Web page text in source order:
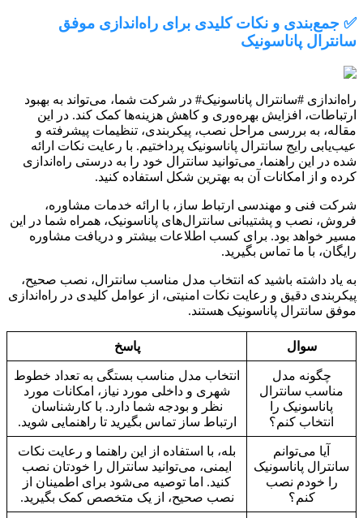
✅ جمع‌بندی و نکات کلیدی برای راه‌اندازی موفق
سانترال پاناسونیک
راه‌اندازی #سانترال پاناسونیک# در شرکت شما، می‌تواند به بهبود
ارتباطات، افزایش بهره‌وری و کاهش هزینه‌ها کمک کند. در این
مقاله، به بررسی مراحل نصب، پیکربندی، تنظیمات پیشرفته و
عیب‌یابی رایج سانترال پاناسونیک پرداختیم. با رعایت نکات ارائه
شده در این راهنما، می‌توانید سانترال خود را به درستی راه‌اندازی
کرده و از امکانات آن به بهترین شکل استفاده کنید.
شرکت فنی و مهندسی ارتباط ساز، با ارائه خدمات مشاوره،
فروش، نصب و پشتیبانی سانترال‌های پاناسونیک، همراه شما در این
مسیر خواهد بود. برای کسب اطلاعات بیشتر و دریافت مشاوره
رایگان، با ما تماس بگیرید.
به یاد داشته باشید که انتخاب مدل مناسب سانترال، نصب صحیح،
پیکربندی دقیق و رعایت نکات امنیتی، از عوامل کلیدی در راه‌اندازی
موفق سانترال پاناسونیک هستند.
سوال پاسخ
چگونه مدل
مناسب سانترال
پاناسونیک را
انتخاب کنم؟
انتخاب مدل مناسب بستگی به تعداد خطوط
شهری و داخلی مورد نیاز، امکانات مورد
نظر و بودجه شما دارد. با کارشناسان
ارتباط ساز تماس بگیرید تا راهنمایی شوید.
آیا می‌توانم
سانترال پاناسونیک
را خودم نصب
کنم؟
بله، با استفاده از این راهنما و رعایت نکات
ایمنی، می‌توانید سانترال را خودتان نصب
کنید. اما توصیه می‌شود برای اطمینان از
نصب صحیح، از یک متخصص کمک بگیرید.